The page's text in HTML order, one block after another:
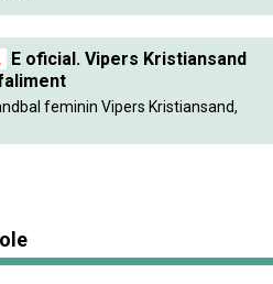
E oficial. Vipers Kristiansand
feminin Vipers Kristiansand,